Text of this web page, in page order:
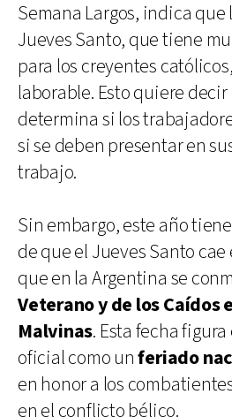
Semana Largos, indica
Jueves Santo, que tiene
para los creyentes
laborable. Esto quiere
determina si los
si se deben presentar en
trabajo.
Sin embargo, este año
de que el Jueves Santo cae
que en la Argentina se
Veterano y de los Caídos
Malvinas. Esta fecha
oficial como unferiado
en honor a los
en el conflicto bélico.